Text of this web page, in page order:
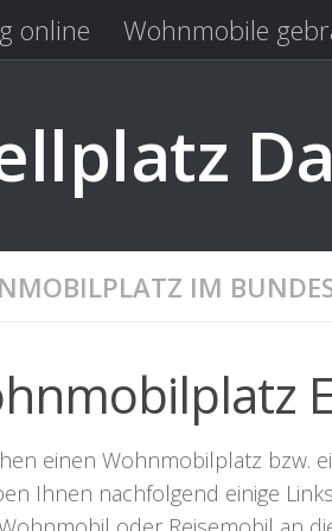
online Wohnmobile
IM
einen Wohnmobilplatz bzw.
Ihnen nachfolgend einige